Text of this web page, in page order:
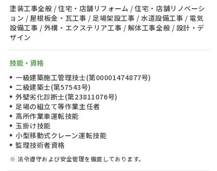
塗装工事全般 / 住宅・店舗リフォーム / 住宅・店舗リノベーシ
ョン / 屋根板金・瓦工事 / 足場架設工事 / 水道設備工事 / 電気
設備工事 / 外構・エクステリア工事 / 解体工事全般 / 設計・デ
ザイン
技能・資格
一級建築施工管理技士(第00001474877号)
二級建築士(第57543号)
外壁劣化診断士(第23811076号)
足場の組立て等作業主任者
高所作業車運転技能
玉掛け技能
小型移動式クレーン運転技能
監理技術者資格
※ 法令遵守および安全管理を徹底しております。